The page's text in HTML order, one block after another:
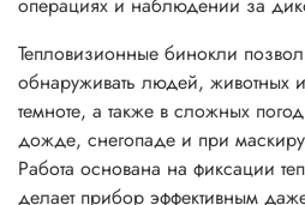
Тепловизионные бинокли
обнаруживать людей, животных
темноте, а также в сложных
дожде, снегопаде и при
Работа основана на фиксации
делает прибор эффективным даже